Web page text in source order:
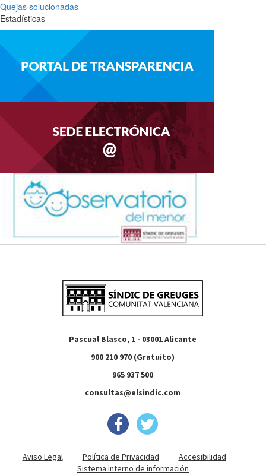
Quejas solucionadas
Estadísticas
Pascual Blasco, 1 - 03001 Alicante
900 210 970 (Gratuito)
965 937 500
consultas@elsindic.com
Aviso Legal Política de Privacidad
Accesibilidad
Sistema interno de información